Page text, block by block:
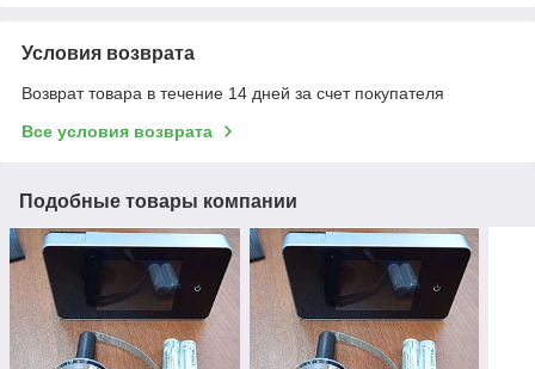
Условия возврата
Возврат товара в течение 14 дней за счет покупателя
Все условия возврата
Подобные товары компании